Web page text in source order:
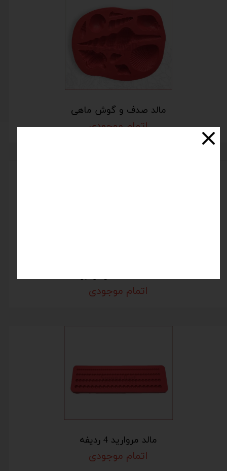
مالد صدف و گوش ماهی
اتمام موجودی
اتمام موجودی
مالد مروارید 4 ردیفه
اتمام موجودی